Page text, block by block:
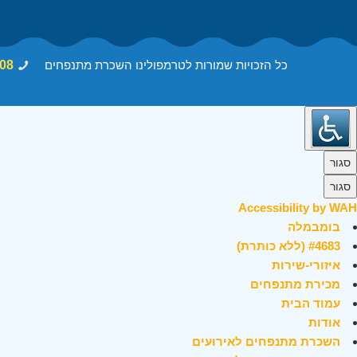
כל הזכויות שמורות לטרמפולינו השכרת מתנפחים
סגור
סגור
Accessibility by WAH
בומבמלה
#4683 (ללא כותרת)
איזורי-שירות
מכירת מתנפחים
עמוד הבית
אודות
השכרת מתנפחים לאירועים